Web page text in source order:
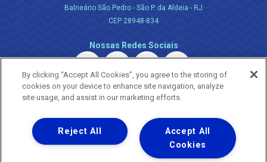
Balneário São Pedro - São P. da Aldeia - RJ
CEP 28948-834
Nossas Redes Sociais
Uma empresa
Copyright ® 2026 - Todos os Direitos Reservados.
Nossa natureza movimenta a vida
By clicking “Accept All Cookies”, you agree to the storing of
cookies on your device to enhance site navigation, analyze
site usage, and assist in our marketing efforts.
Accept All
Cookies
Reject All